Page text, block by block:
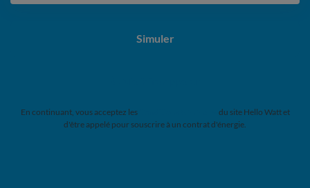
Simuler
En continuant, vous acceptez les
du site Hello Watt et
d'être appelé pour souscrire à un contrat d'énergie.